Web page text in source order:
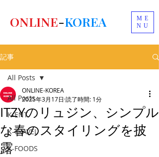
ME
NU
ONLINE-KOREA
記事
All Posts
K-ENT
K-TRAVEL
K-FOODS
All Posts
ITZYのリュジン、シンプル
な春のスタイリングを披
露
ONLINE-KOREA
2025年3月17日 読了時間: 1分